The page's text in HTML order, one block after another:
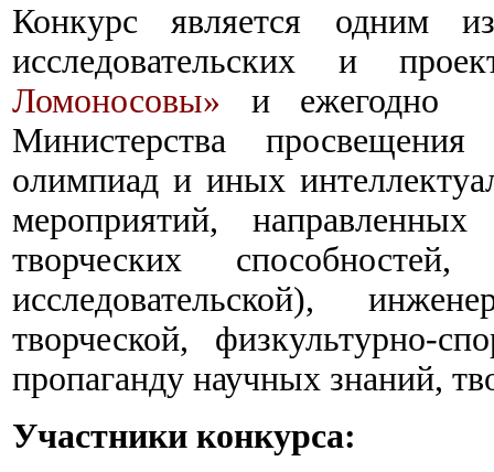
Конкурс является одним
исследовательских и
Ломоносовы» и ежегодно
Министерства
олимпиад и иных
мероприятий,
творческих
исследовательской),
творческой, физкультурно-
пропаганду научных знаний,
Участники конкурса: